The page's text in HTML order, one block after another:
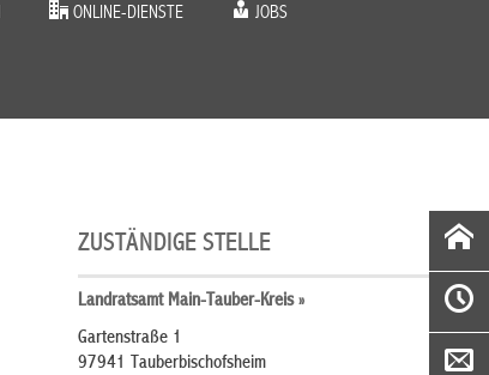
ONLINE-DIENSTE JOBS
ZUSTÄNDIGE STELLE
Landratsamt Main-Tauber-Kreis »
Gartenstraße 1
97941 Tauberbischofsheim